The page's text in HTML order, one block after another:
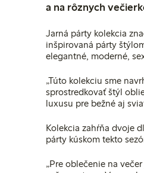
a na rôznych
Jarná párty kolekcia
inšpirovaná párty
elegantné, moderné,
„Túto kolekciu sme
sprostredkovať štýl
luxusu pre bežné aj
Kolekcia zahŕňa dvoje
párty kúskom tekto
„Pre oblečenie na